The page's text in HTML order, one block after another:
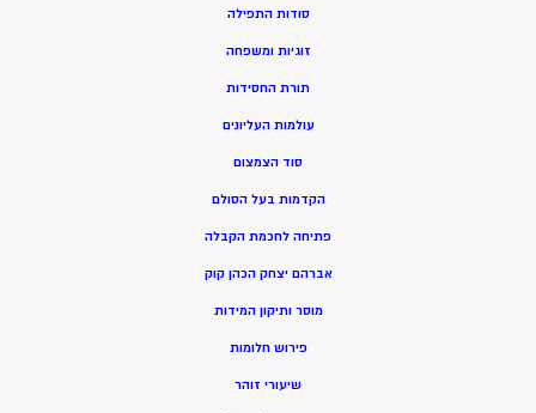
סודות התפילה
זוגיות ומשפחה
תורת החסידות
עולמות העליונים
סוד הצמצום
הקדמות בעל הסולם
פתיחה לחכמת הקבלה
אברהם יצחק הכהן קוק
מוסר ותיקון המידות
פירוש חלומות
שיעורי זוהר